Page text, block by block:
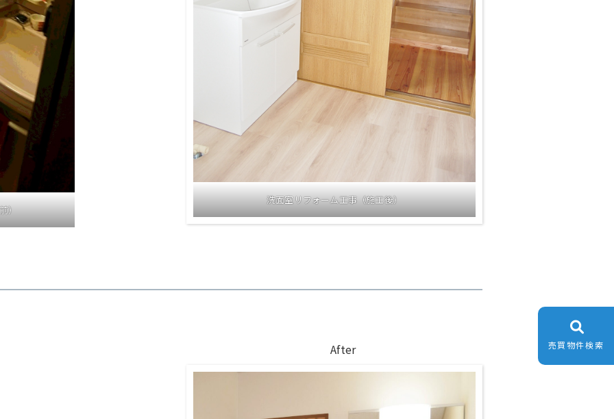
）
洗面室リフォーム工事（施工後）
After 売買物件検索